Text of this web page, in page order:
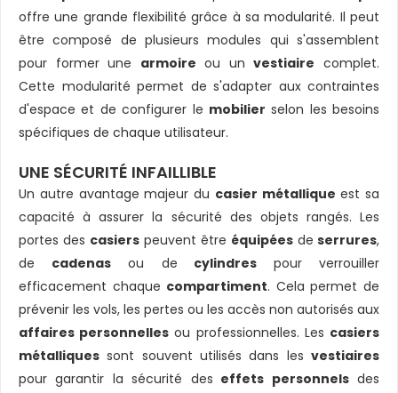
offre une grande flexibilité grâce à sa modularité. Il peut
être composé de plusieurs modules qui s'assemblent
pour former une armoire ou unvestiaire complet.
Cette modularité permet de s'adapter aux contraintes
d'espace et de configurer le mobilier selon les besoins
spécifiques de chaque utilisateur.
UNE SÉCURITÉ INFAILLIBLE
Un autre avantage majeur du casier métallique est sa
capacité à assurer la sécurité des objets rangés. Les
portes des casiers peuvent être équipées de serrures,
de cadenas ou de cylindrespour verrouiller
efficacement chaque compartiment. Cela permet de
prévenir les vols, les pertes ou les accès non autorisés aux
affaires personnelles ou professionnelles. Les casiers
métalliques sont souvent utilisés dans les vestiaires
pour garantir la sécurité des effets personnelsdes